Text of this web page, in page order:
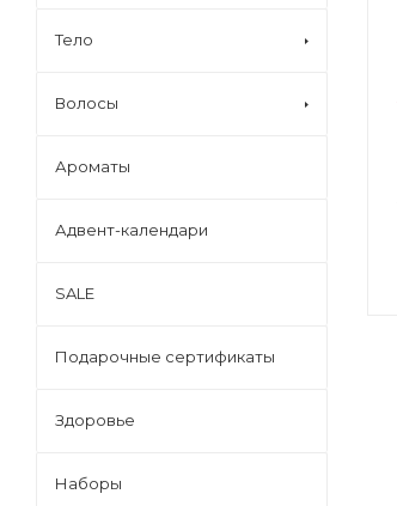
Тело
Волосы
Ароматы
Адвент-календари
SALE
Подарочные сертификаты
Здоровье
Наборы